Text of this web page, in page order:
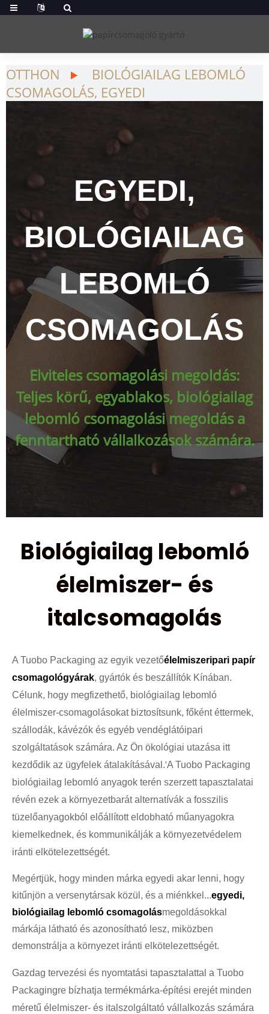
OTTHON
BIOLÓGIAILAG LEBOMLÓ
CSOMAGOLÁS, EGYEDI
EGYEDI,
BIOLÓGIAILAG
LEBOMLÓ
CSOMAGOLÁS
Elviteles csomagolási megoldás:
Teljes körű, egyablakos, biológiailag
lebomló csomagolási megoldás a
fenntartható vállalkozások számára.
Biológiailag lebomló
élelmiszer- és
italcsomagolás
A Tuobo Packaging az egyik vezetőélelmiszeripari papír
csomagológyárak, gyártók és beszállítók Kínában.
Célunk, hogy megfizethető, biológiailag lebomló
élelmiszer-csomagolásokat biztosítsunk, főként éttermek,
szállodák, kávézók és egyéb vendéglátóipari
szolgáltatások számára. Az Ön ökológiai utazása itt
kezdődik az ügyfelek átalakításával.'A Tuobo Packaging
biológiailag lebomló anyagok terén szerzett tapasztalatai
révén ezek a környezetbarát alternatívák a fosszilis
tüzelőanyagokból előállított eldobható műanyagokra
kiemelkednek, és kommunikálják a környezetvédelem
iránti elkötelezettségét.
Megértjük, hogy minden márka egyedi akar lenni, hogy
kitűnjön a versenytársak közül, és a miénkkel...egyedi,
biológiailag lebomló csomagolásmegoldásokkal
márkája látható és azonosítható lesz, miközben
demonstrálja a környezet iránti elkötelezettségét.
Gazdag tervezési és nyomtatási tapasztalattal a Tuobo
Packagingre bízhatja termékmárka-építési erejét minden
méretű élelmiszer- és italszolgáltató vállalkozás számára